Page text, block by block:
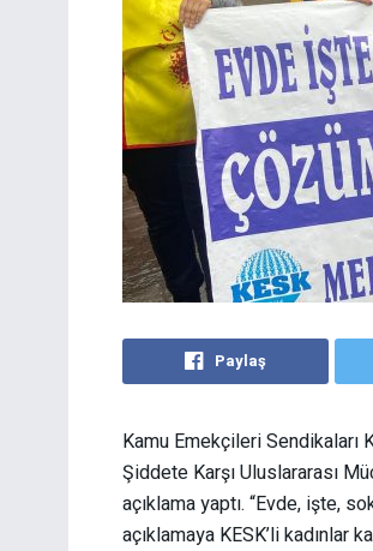
Paylaş
Kamu Emekçileri Sendikaları
Şiddete Karşı Uluslararası
açıklama yaptı. “Evde, işte,
açıklamaya KESK’li kadınlar